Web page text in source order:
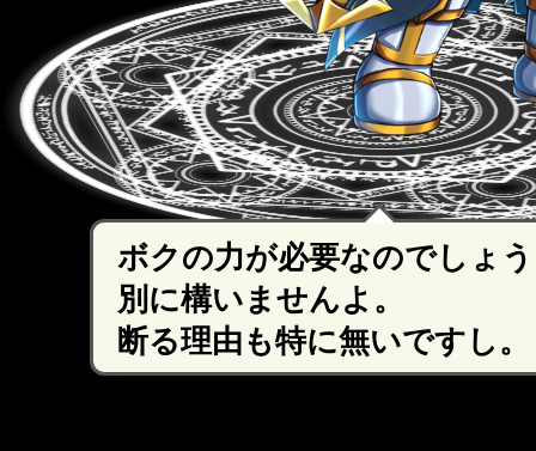
ボクの力が必要なのでしょ
別に構いませんよ。
断る理由も特に無いですし。